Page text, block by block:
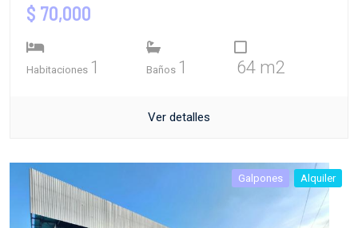
$ 70,000
Habitaciones 1 Baños 1 64 m2
Ver detalles
Galpones Alquiler